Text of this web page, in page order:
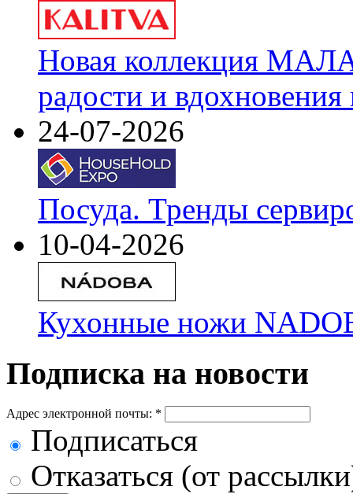
Новая коллекция
радости и
24-07-2026
Посуда. Тренды
10-04-2026
Кухонные ножи
Подписка на новости
Адрес электронной почты: *
Подписаться
Отказаться (от